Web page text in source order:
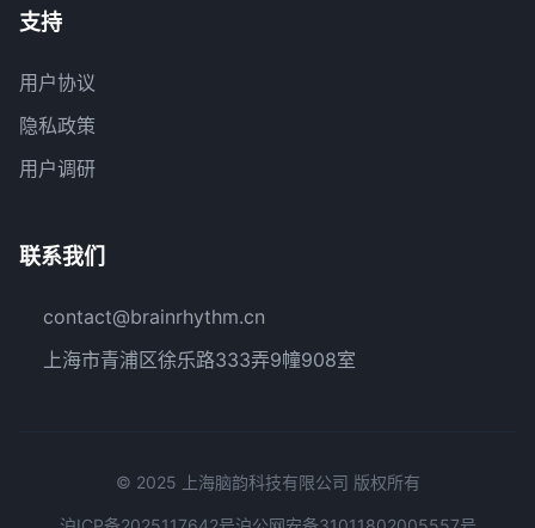
支持
用户协议
隐私政策
用户调研
联系我们
contact@brainrhythm.cn
上海市青浦区徐乐路333弄9幢908室
© 2025 上海脑韵科技有限公司 版权所有